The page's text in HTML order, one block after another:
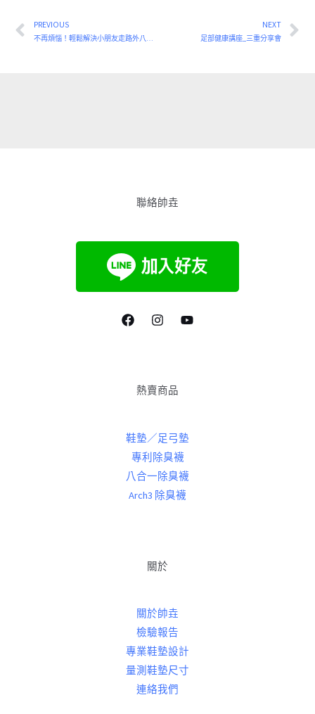
上一頁
PREVIOUS
不再煩惱！輕鬆解決小朋友走路外八字問題：兒童足部發展完整指南
NEXT
足部健康講座_三重分享會下
聯絡帥垚
熱賣商品
鞋墊／足弓墊
專利除臭襪
八合一除臭襪
Arch3 除臭襪
關於
關於帥垚
檢驗報告
專業鞋墊設計
量測鞋墊尺寸
連絡我們